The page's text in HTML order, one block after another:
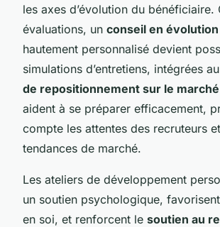
les axes d’évolution du bénéficiaire.
évaluations, un conseil en
hautement personnalisé devient
simulations d’entretiens, intégrées au
de repositionnement sur le marché
aident à se préparer efficacement,
compte les attentes des recruteurs
tendances de marché.
Les ateliers de développement
un soutien psychologique,
en soi, et renforcent le soutien au